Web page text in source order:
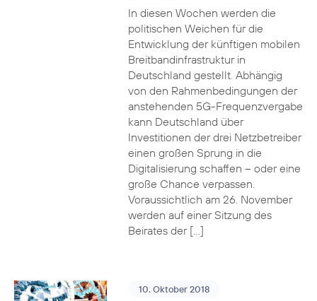
In diesen Wochen werden die
politischen Weichen für die
Entwicklung der künftigen mobilen
Breitbandinfrastruktur in
Deutschland gestellt. Abhängig
von den Rahmenbedingungen der
anstehenden 5G-Frequenzvergabe
kann Deutschland über
Investitionen der drei Netzbetreiber
einen großen Sprung in die
Digitalisierung schaffen – oder eine
große Chance verpassen.
Voraussichtlich am 26. November
werden auf einer Sitzung des
Beirates der […]
10. Oktober 2018